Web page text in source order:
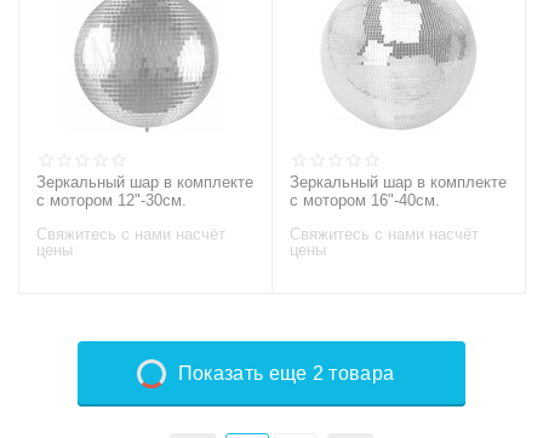
Зеркальный шар в комплекте
с мотором 12"-30см.
Свяжитесь с нами насчёт
цены
Зеркальный шар в комплекте
с мотором 16"-40см.
Свяжитесь с нами насчёт
цены
Показать еще 2 товара